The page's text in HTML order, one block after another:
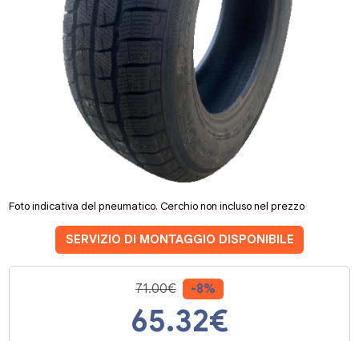
Foto indicativa del pneumatico. Cerchio non incluso nel prezzo
SERVIZIO DI MONTAGGIO DISPONIBILE
71.00€ -8%
65.32€